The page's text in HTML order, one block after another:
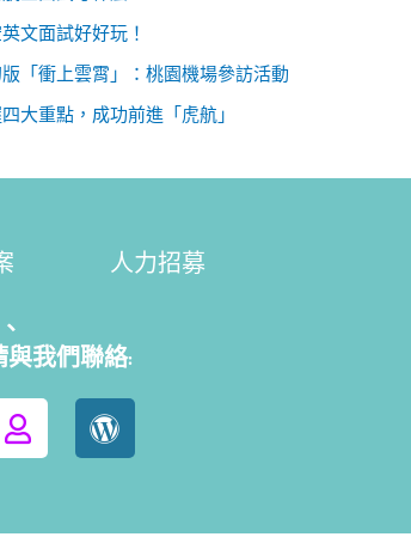
文面試好好玩！
「衝上雲霄」：桃園機場參訪活動
大重點，成功前進「虎航」
人力招募
與我們聯絡: